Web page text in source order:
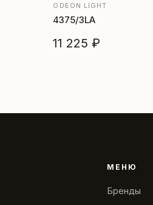
ODEON LIGHT
4375/3LA
11 225 ₽
МЕНЮ
Бренды